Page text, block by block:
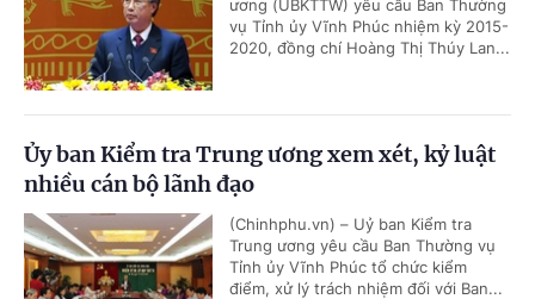
ương (UBKTTW) yêu cầu Ban Thường
vụ Tỉnh ủy Vĩnh Phúc nhiệm kỳ 2015-
2020, đồng chí Hoàng Thị Thúy Lan...
Ủy ban Kiểm tra Trung ương xem xét, kỷ luật
nhiều cán bộ lãnh đạo
(Chinhphu.vn) – Uỷ ban Kiểm tra
Trung ương yêu cầu Ban Thường vụ
Tỉnh ủy Vĩnh Phúc tổ chức kiểm
điểm, xử lý trách nhiệm đối với Ban...